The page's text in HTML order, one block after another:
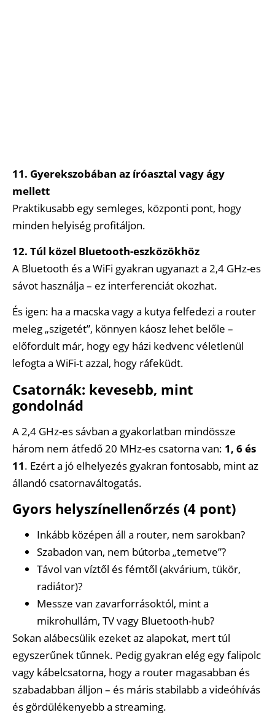
11. Gyerekszobában az íróasztal vagy ágy
mellett
Praktikusabb egy semleges, központi pont, hogy
minden helyiség profitáljon.
12. Túl közel Bluetooth-eszközökhöz
A Bluetooth és a WiFi gyakran ugyanazt a 2,4 GHz-es
sávot használja – ez interferenciát okozhat.
És igen: ha a macska vagy a kutya felfedezi a router
meleg „szigetét”, könnyen káosz lehet belőle –
előfordult már, hogy egy házi kedvenc véletlenül
lefogta a WiFi-t azzal, hogy ráfeküdt.
Csatornák: kevesebb, mint
gondolnád
A 2,4 GHz-es sávban a gyakorlatban mindössze
három nem átfedő 20 MHz-es csatorna van: 1, 6 és
11. Ezért a jó elhelyezés gyakran fontosabb, mint az
állandó csatornaváltogatás.
Gyors helyszínellenőrzés (4 pont)
Inkább középen áll a router, nem sarokban?
Szabadon van, nem bútorba „temetve”?
Távol van víztől és fémtől (akvárium, tükör,
radiátor)?
Messze van zavarforrásoktól, mint a
mikrohullám, TV vagy Bluetooth-hub?
Sokan alábecsülik ezeket az alapokat, mert túl
egyszerűnek tűnnek. Pedig gyakran elég egy falipolc
vagy kábelcsatorna, hogy a router magasabban és
szabadabban álljon – és máris stabilabb a videóhívás
és gördülékenyebb a streaming.